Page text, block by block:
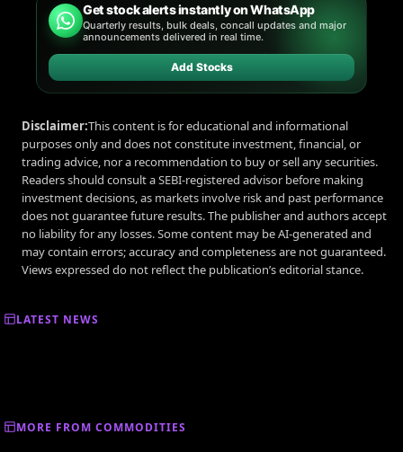
Get stock alerts instantly on WhatsApp
Quarterly results, bulk deals, concall updates and major
announcements delivered in real time.
Add Stocks
Disclaimer:This content is for educational and informational
purposes only and does not constitute investment, financial, or
trading advice, nor a recommendation to buy or sell any securities.
Readers should consult a SEBI-registered advisor before making
investment decisions, as markets involve risk and past performance
does not guarantee future results. The publisher and authors accept
no liability for any losses. Some content may be AI-generated and
may contain errors; accuracy and completeness are not guaranteed.
Views expressed do not reflect the publication’s editorial stance.
LATEST NEWS
MORE FROM COMMODITIES